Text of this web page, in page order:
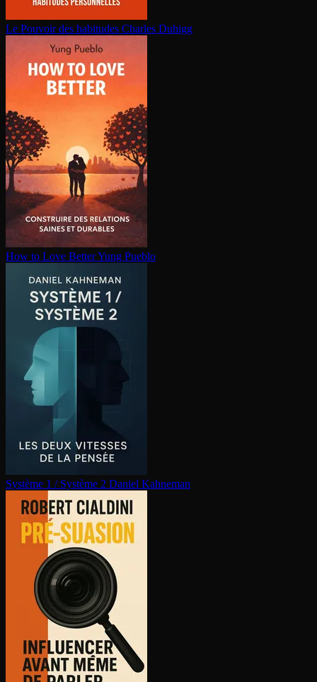
Le Pouvoir des habitudes Charles Duhigg
How to Love BetterYung Pueblo
Système 1 / Système 2 Daniel Kahneman